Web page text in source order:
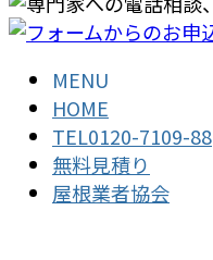
MENU
HOME
TEL0120-7109-88
無料見積り
屋根業者協会